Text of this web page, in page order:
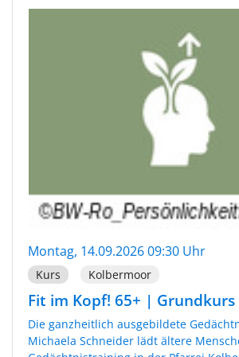
Montag, 14.09.2026 09:30 Uhr
Kurs Kolbermoor
Fit im Kopf! 65+ | Grundkurs
Die ganzheitlich ausgebildete
Michaela Schneider lädt ältere